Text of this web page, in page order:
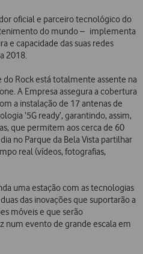
oficial e parceiro tecnológico do
do mundo – implementa
e capacidade das suas redes
2018.
Rock está totalmente assente na
A Empresa assegura a cobertura
a instalação de 17 antenas de
‘5G ready’, garantindo, assim,
que permitem aos cerca de 60
no Parque da Bela Vista partilhar
real (vídeos, fotografias,
uma estação com as tecnologias
das inovações que suportarão a
móveis e que serão
num evento de grande escala em